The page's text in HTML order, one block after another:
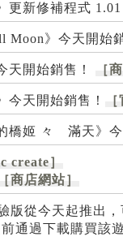
更新修補程式
Moon》今天開始
天開始銷售！ ［
今天開始銷售！
橋姬 々 滿天》
create］
［商店網站］
版從今天起推出
通過下載購買該